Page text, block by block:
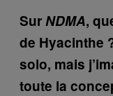
SurNDMA,
de Hyacinthe
solo, mais
toute la